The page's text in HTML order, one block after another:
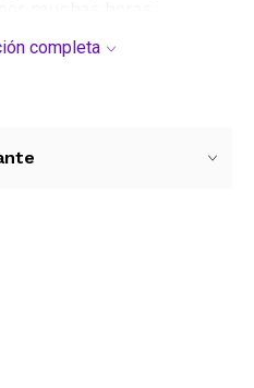
botella de vidrio de
Aplica una pequeña
completa